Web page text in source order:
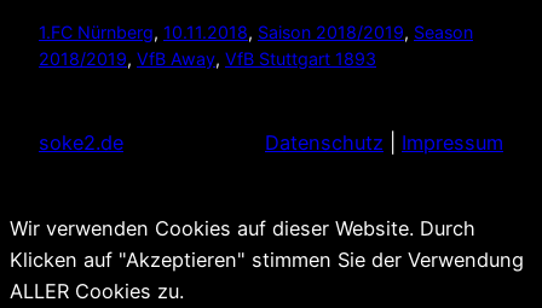
1.FC Nürnberg, 10.11.2018, Saison 2018/2019, Season
2018/2019, VfB Away, VfB Stuttgart 1893
soke2.de Datenschutz Impressum
Wir verwenden Cookies auf dieser Website. Durch
Klicken auf "Akzeptieren" stimmen Sie der Verwendung
ALLER Cookies zu.